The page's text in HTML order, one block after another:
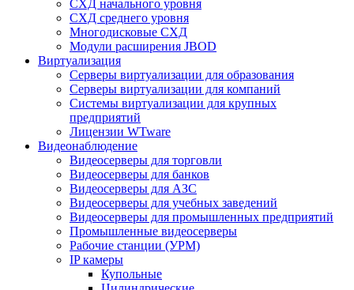
СХД начального уровня
СХД среднего уровня
Многодисковые СХД
Модули расширения JBOD
Виртуализация
Серверы виртуализации для образования
Серверы виртуализации для компаний
Системы виртуализации для крупных
предприятий
Лицензии WTware
Видеонаблюдение
Видеосерверы для торговли
Видеосерверы для банков
Видеосерверы для АЗС
Видеосерверы для учебных заведений
Видеосерверы для промышленных предприятий
Промышленные видеосерверы
Рабочие станции (УРМ)
IP камеры
Купольные